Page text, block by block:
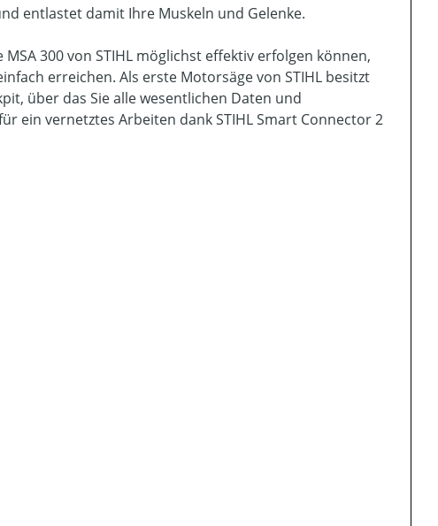
entlastet damit Ihre Muskeln und Gelenke.
300 von STIHL möglichst effektiv erfolgen können,
erreichen. Als erste Motorsäge von STIHL besitzt
über das Sie alle wesentlichen Daten und
ein vernetztes Arbeiten dank STIHL Smart Connector 2